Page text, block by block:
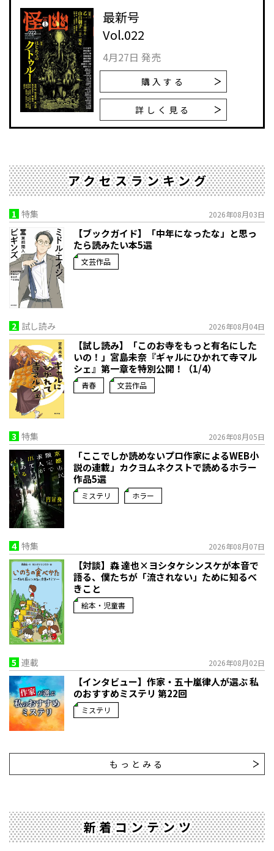
最新号
Vol.022
4月27日 発売
購入する
詳しく見る
アクセスランキング
1 特集 2026年08月03日
【ブックガイド】「中年になったな」と思っ
たら読みたい本5選
文芸作品
2 試し読み 2026年08月04日
【試し読み】「このお寺をもっと有名にした
いの！」宮島未奈『ギャルにひかれて寺マル
シェ』第一章を特別公開！（1/4）
青春 文芸作品
3 特集 2026年08月05日
「ここでしか読めないプロ作家によるWEB小
説の連載」――カクヨムネクストで読めるホラー
作品5選
ミステリ ホラー
4 特集 2026年08月07日
【対談】森 達也×ヨシタケシンスケが本音で
語る、僕たちが「流されない」ために知るべ
きこと
絵本・児童書
5 連載 2026年08月02日
【インタビュー】作家・五十嵐律人が選ぶ 私
のおすすめミステリ 第22回
ミステリ
もっとみる
新着コンテンツ